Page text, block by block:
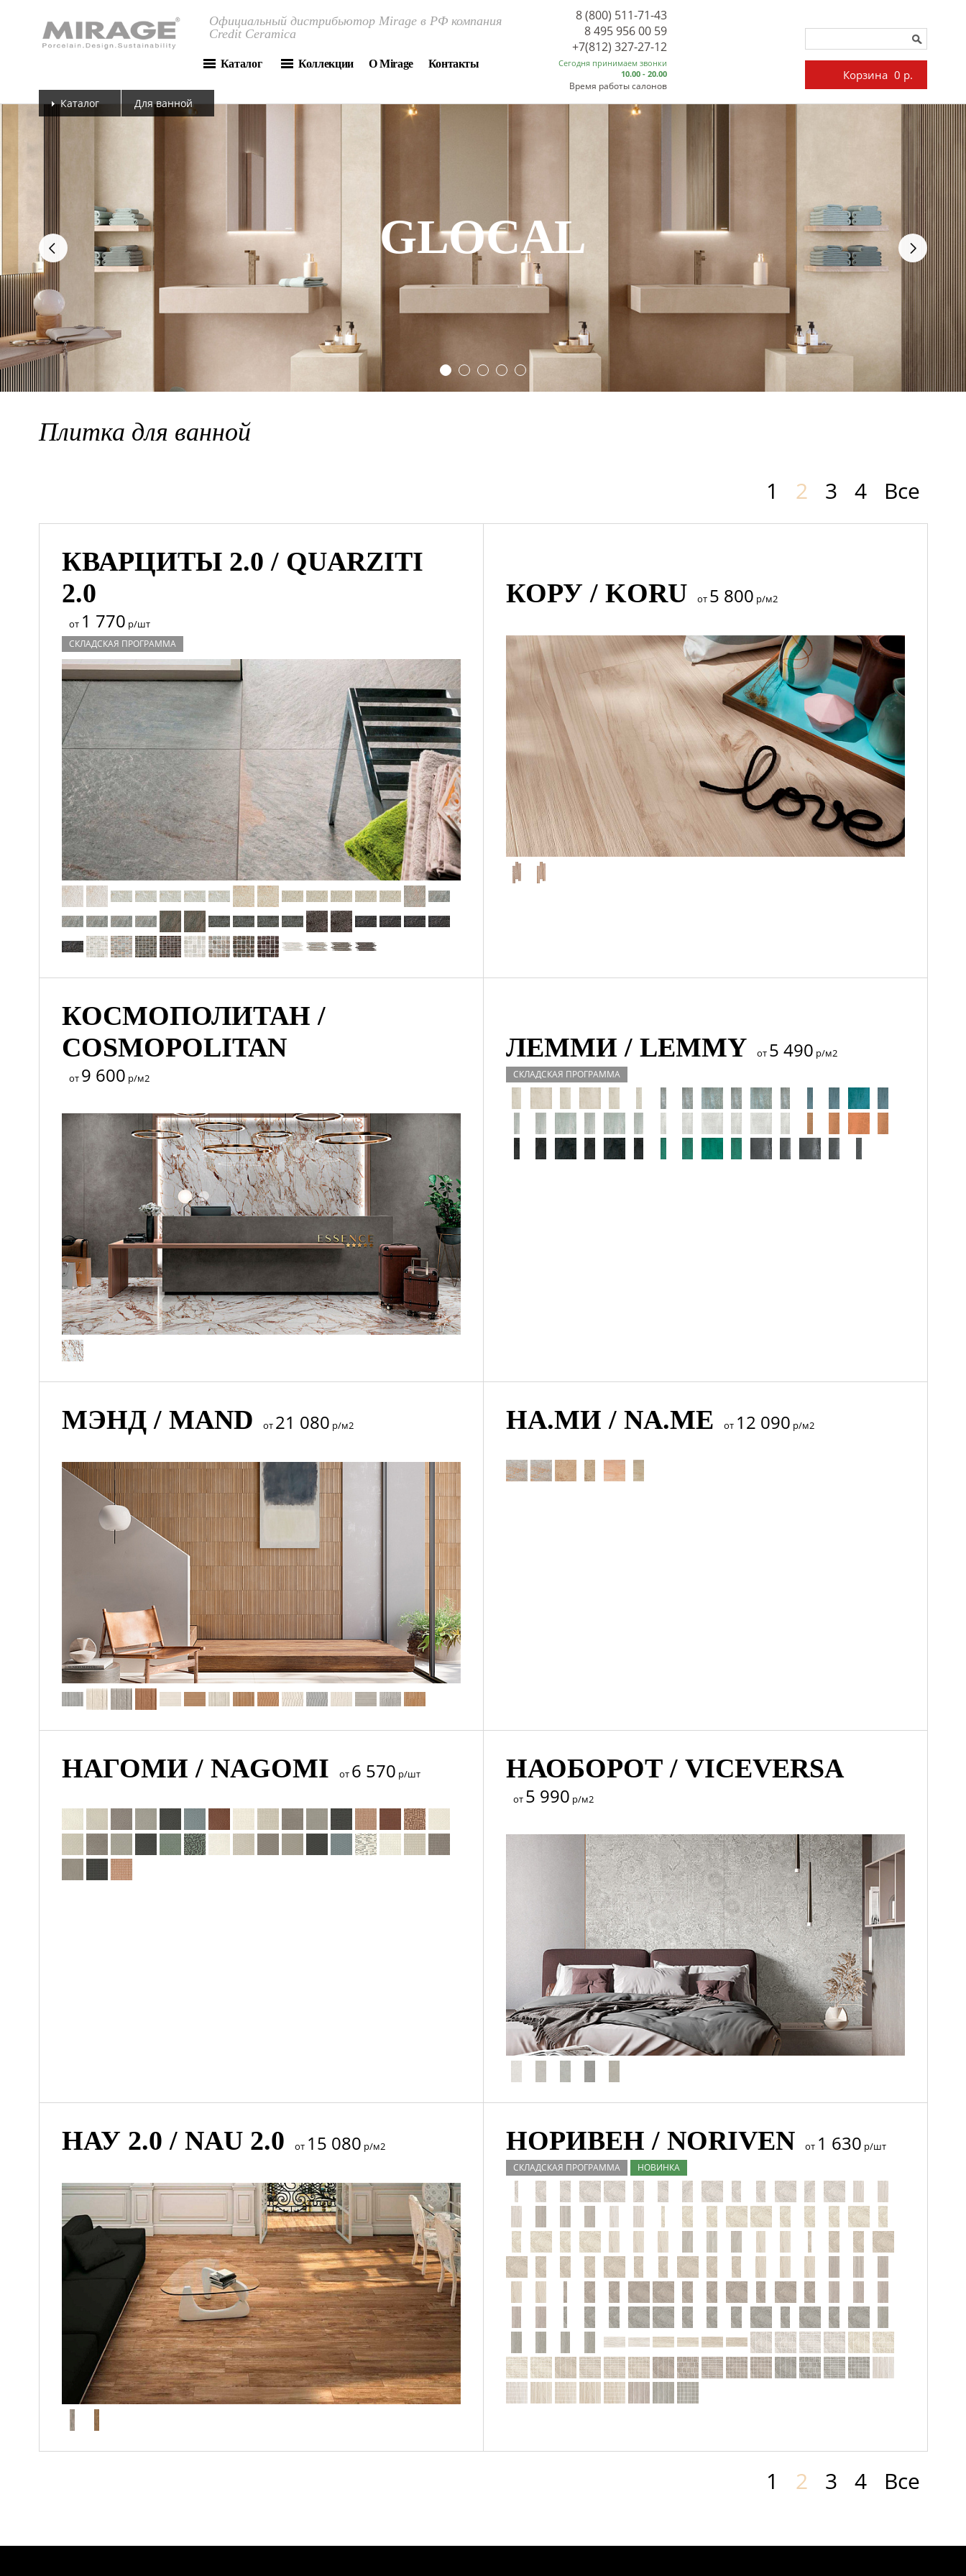
Официальный дистрибьютор Mirage в РФ компания
Credit Ceramica
Каталог Коллекции О Mirage Контакты
8 (800) 511-71-43
8 495 956 00 59
Сегодня принимаем звонки
10.00 - 20.00
Время работы салонов
+7(812) 327-27-12
Корзина 0 р.
Каталог Для ванной
ELYSIAN
next
Плитка для ванной
1 2 3 4 Все
КВАРЦИТЫ 2.0 / QUARZITI
2.0
от 1 770 р/шт
СКЛАДСКАЯ ПРОГРАММА
КОРУ / KORU от 5 800 р/м2
КОСМОПОЛИТАН /
COSMOPOLITAN
от 9 600 р/м2
ЛЕММИ / LEMMY от 5 490 р/м2
СКЛАДСКАЯ ПРОГРАММА
МЭНД / MAND от 21 080 р/м2 НА.МИ / NA.ME от 12 090 р/м2
НАГОМИ / NAGOMI от 6 570 р/шт НАОБОРОТ / VICEVERSA
от 5 990 р/м2
НАУ 2.0 / NAU 2.0 от 15 080 р/м2 НОРИВЕН / NORIVEN от 1 630 р/шт
СКЛАДСКАЯ ПРОГРАММА НОВИНКА
1 2 3 4 Все